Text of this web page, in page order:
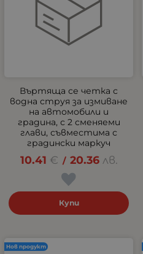
Въртяща се четка с
водна струя за измиване
на автомобили и
градина, с 2 сменяеми
глави, съвместима с
градински маркуч
10.41 € / 20.36 лв.
Купи
Нов продукт